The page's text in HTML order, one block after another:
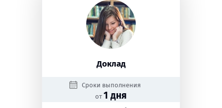
Доклад
Сроки выполнения
от 1 дня